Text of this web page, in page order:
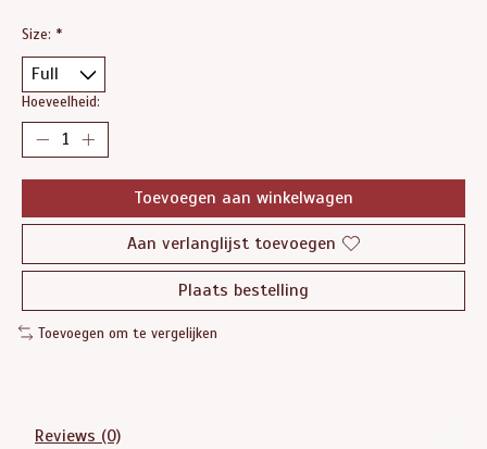
Size: *
Hoeveelheid:
Toevoegen aan winkelwagen
Aan verlanglijst toevoegen
Plaats bestelling
Toevoegen om te vergelijken
Reviews (0)